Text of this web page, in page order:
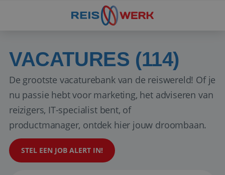
VACATURES (114)
De grootste vacaturebank van de reiswereld! Of je
nu passie hebt voor marketing, het adviseren van
reizigers, IT-specialist bent, of
productmanager, ontdek hier jouw droombaan.
STEL EEN JOB ALERT IN!